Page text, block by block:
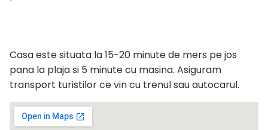
Casa este situata la 15-20 minute de mers pe jos
pana la plaja si 5 minute cu masina. Asiguram
transport turistilor ce vin cu trenul sau autocarul.